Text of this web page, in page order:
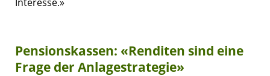
Pensionskassen: «Renditen sind eine
Frage der Anlagestrategie»